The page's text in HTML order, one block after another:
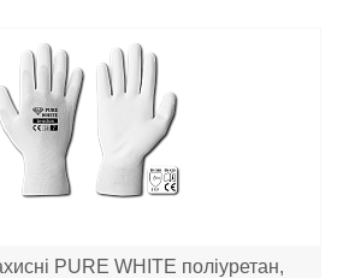
PURE WHITE поліуретан,